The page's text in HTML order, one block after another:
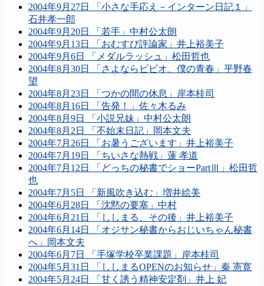
2004年9月27日 「小さな手応え－インターン日記１」
石井孝一郎
2004年9月20日 「若手」中村公太朗
2004年9月13日 「おむすび評論家」井上裕美子
2004年9月6日 「メダルラッシュ」松田哲也
2004年8月30日 「さよならビビオ、僕の青春」平野春
望
2004年8月23日 「つかの間の休息」岸本桂司
2004年8月16日 「告発！」佐々木るみ
2004年8月9日 「小説兄妹」中村公太朗
2004年8月2日 「不始末日記」岡本文夫
2004年7月26日 「お暑うございます」井上裕美子
2004年7月19日 「ちいさな熱戦」蓮 孝道
2004年7月12日 「どっちの秘書でショーPartⅢ」松田哲
也
2004年7月5日 「新風吹き込む」増井絵美
2004年6月28日 「沈黙の要塞」中村
2004年6月21日 「ししまる、その後」井上裕美子
2004年6月14日 「オジサン秘書からおじいちゃん秘書
へ」岡本文夫
2004年6月7日 「手塚学校卒業課題」岸本桂司
2004年5月31日 「ししまるOPENのお知らせ」秦 憲寛
2004年5月24日 「甘く誘う精神安定剤」井上 妃